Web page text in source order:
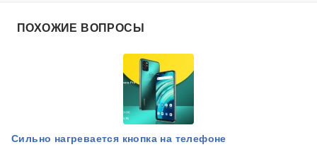
ПОХОЖИЕ ВОПРОСЫ
Сильно нагревается кнопка на телефоне